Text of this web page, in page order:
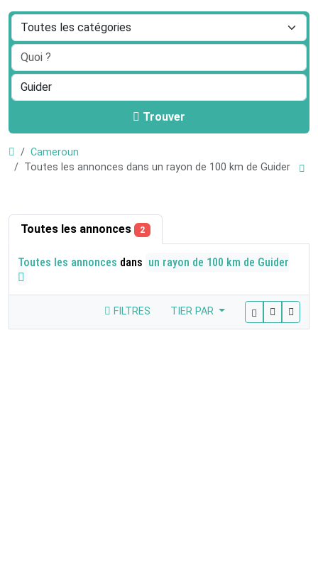
Trouver
Cameroun
Toutes les annonces dans un rayon de 100 km de Guider
Toutes les annonces 2
Toutes les annonces dans un rayon de 100 km de Guider
FILTRES TIER PAR